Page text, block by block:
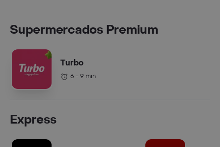
Supermercados Premium
Turbo
6 - 9 min
Express